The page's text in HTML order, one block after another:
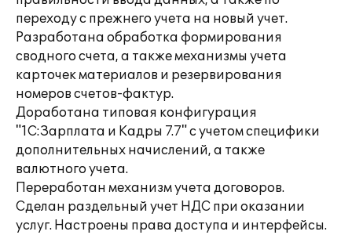
переходу с прежнего учета на новый учет.
Разработана обработка формирования
сводного счета, а также механизмы учета
карточек материалов и резервирования
номеров счетов-фактур.
Доработана типовая конфигурация
"1С:Зарплата и Кадры 7.7" с учетом специфики
дополнительных начислений, а также
валютного учета.
Переработан механизм учета договоров.
Сделан раздельный учет НДС при оказании
услуг. Настроены права доступа и интерфейсы.